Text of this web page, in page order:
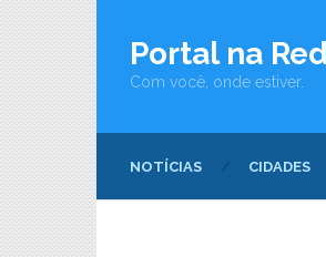
Portal na
Com você, onde estiver.
NOTÍCIAS CIDADES